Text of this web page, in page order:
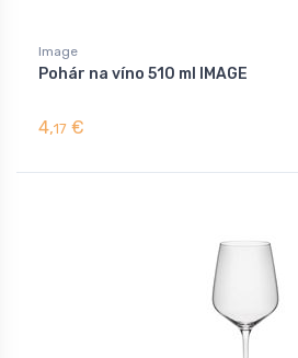
Image
Pohár na víno 510 ml IMAGE
4,17 €